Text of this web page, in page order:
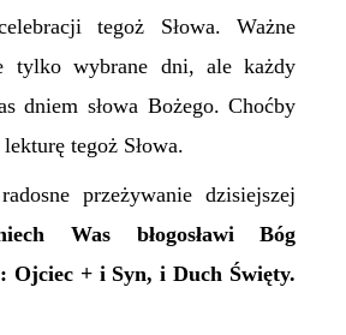
tegoż Słowa. Ważne
tylko wybrane dni, ale każdy
dniem słowa Bożego. Choćby
tegoż Słowa.
przeżywanie dzisiejszej
Was błogosławi Bóg
Ojciec + i Syn, i Duch Święty.